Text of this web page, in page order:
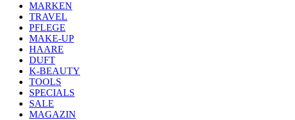
MARKEN
TRAVEL
PFLEGE
MAKE-UP
HAARE
DUFT
K-BEAUTY
TOOLS
SPECIALS
SALE
MAGAZIN